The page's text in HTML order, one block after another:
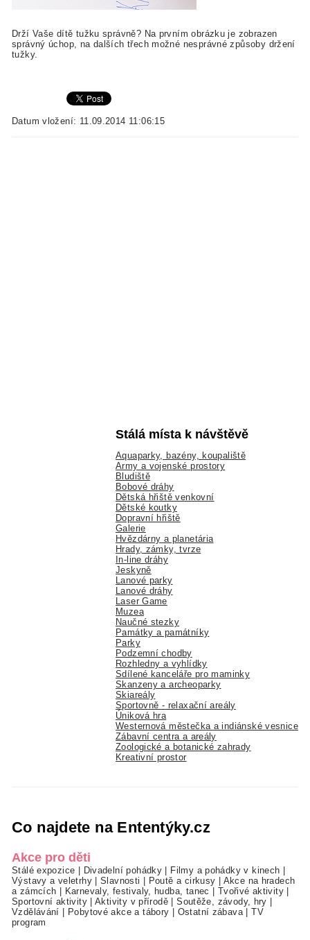
Drží Vaše dítě tužku správně? Na prvním obrázku je zobrazen
správný úchop, na dalších třech možné nesprávné způsoby držení
tužky.
Datum vložení: 11.09.2014 11:06:15
Stálá místa k návštěvě
Aquaparky, bazény, koupaliště
Army a vojenské prostory
Bludiště
Bobové dráhy
Dětská hřiště venkovní
Dětské koutky
Dopravní hřiště
Galerie
Hvězdárny a planetária
Hrady, zámky, tvrze
In-line dráhy
Jeskyně
Lanové parky
Lanové dráhy
Laser Game
Muzea
Naučné stezky
Památky a památníky
Parky
Podzemní chodby
Rozhledny a vyhlídky
Sdílené kanceláře pro maminky
Skanzeny a archeoparky
Skiareály
Sportovně - relaxační areály
Úniková hra
Westernová městečka a indiánské vesnice
Zábavní centra a areály
Zoologické a botanické zahrady
Kreativní prostor
Co najdete na Ententýky.cz
Akce pro děti
Stálé expozice | Divadelní pohádky | Filmy a pohádky v kinech |
Výstavy a veletrhy|Slavnosti | Poutě a cirkusy | Akce na hradech
a zámcích | Karnevaly, festivaly, hudba, tanec | Tvořivé aktivity |
Sportovní aktivity|Aktivity v přírodě |Soutěže, závody, hry |
Vzdělávání | Pobytové akce a tábory | Ostatní zábava |TV
program